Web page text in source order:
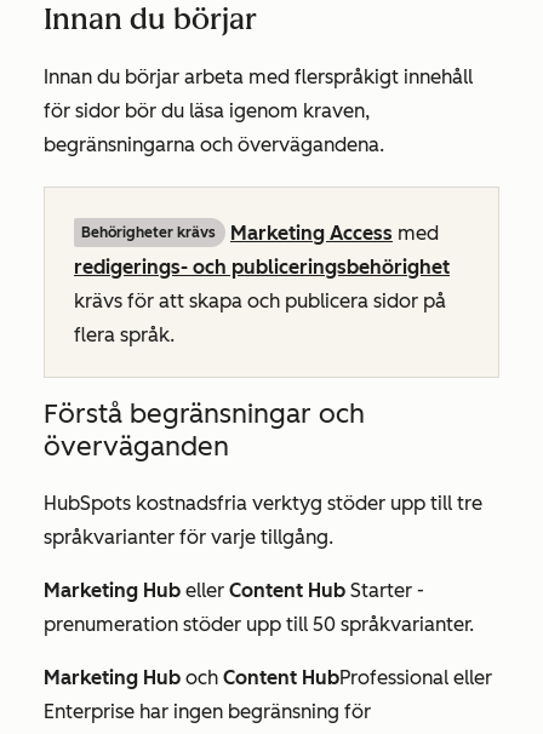
Innan du börjar
Innan du börjar arbeta med flerspråkigt innehåll
för sidor bör du läsa igenom kraven,
begränsningarna och övervägandena.
Behörigheter krävs Marketing Access med
redigerings- och publiceringsbehörighet
krävs för att skapa och publicera sidor på
flera språk.
Förstå begränsningar och
överväganden
HubSpots kostnadsfria verktyg stöder upp till tre
språkvarianter för varje tillgång.
Marketing Hub eller Content Hub Starter -
prenumeration stöder upp till 50 språkvarianter.
Marketing Hub och Content HubProfessional eller
Enterprise har ingen begränsning för